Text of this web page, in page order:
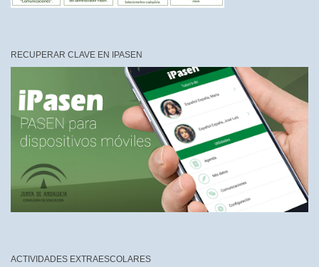
RECUPERAR CLAVE EN IPASEN
ACTIVIDADES EXTRAESCOLARES